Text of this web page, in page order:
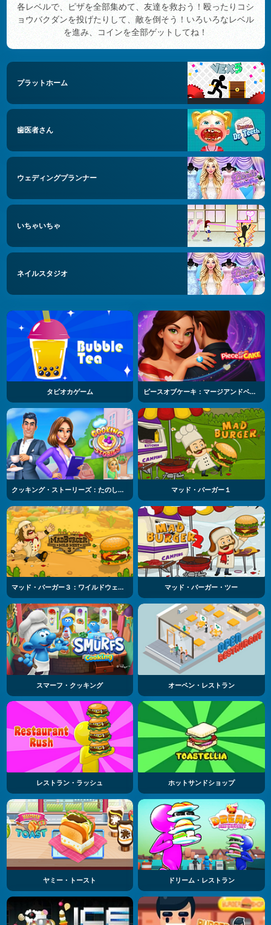
各レベルで、ピザを全部集めて、友達を救おう！殴ったりコシ
ョウバクダンを投げたりして、敵を倒そう！いろいろなレベル
を進み、コインを全部ゲットしてね！
プラットホーム
歯医者さん
ウェディングプランナー
いちゃいちゃ
ネイルスタジオ
タピオカゲーム ピースオブケーキ：マージアンドベイク
クッキング・ストーリーズ：たのしいカフェゲーム マッド・バーガー１
マッド・バーガー３：ワイルドウェスト マッド・バーガー・ツー
スマーフ・クッキング オーペン・レストラン
レストラン・ラッシュ ホットサンドショップ
ヤミー・トースト ドリーム・レストラン